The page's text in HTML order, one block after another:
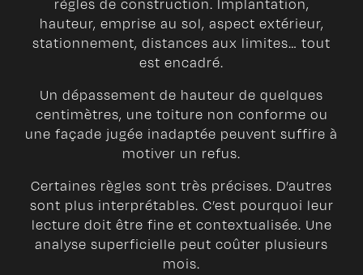
règles de construction. Implantation,
hauteur, emprise au sol, aspect extérieur,
stationnement, distances aux limites… tout
est encadré.
Un dépassement de hauteur de quelques
centimètres, une toiture non conforme ou
une façade jugée inadaptée peuvent suffire à
motiver un refus.
Certaines règles sont très précises. D’autres
sont plus interprétables. C’est pourquoi leur
lecture doit être fine et contextualisée. Une
analyse superficielle peut coûter plusieurs
mois.